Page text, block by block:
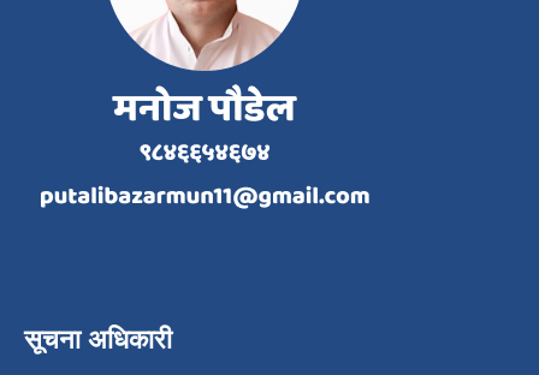
सूचना अधिकारी